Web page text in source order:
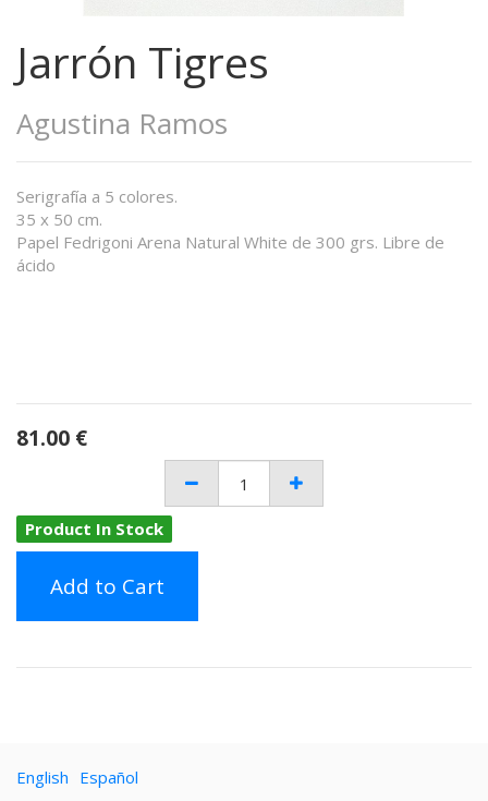
Jarrón Tigres
Agustina Ramos
Serigrafía a 5 colores.
35 x 50 cm.
Papel Fedrigoni Arena Natural White de 300 grs. Libre de
ácido
81.00 €
Product In Stock
Add to Cart
English Español